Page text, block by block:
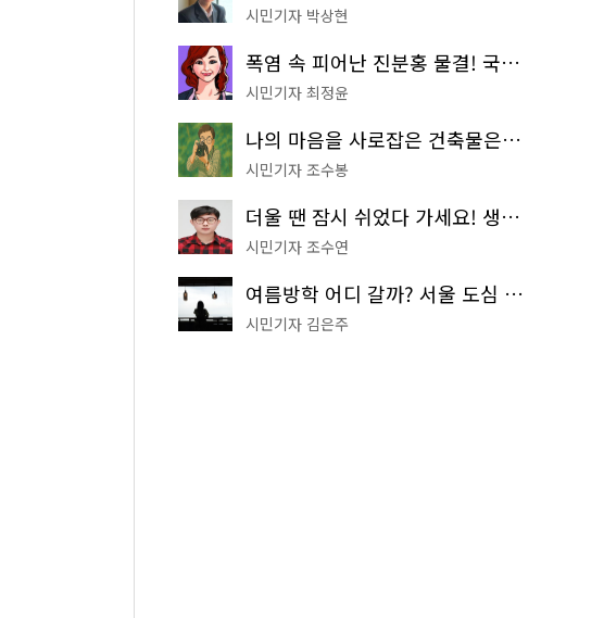
시민기자 박상현
폭염 속 피어난 진분홍 물결! 국립중앙박물관 배롱나무 명소
시민기자 최정윤
나의 마음을 사로잡은 건축물은? '서울시 건축상' 수상작 공개!
시민기자 조수봉
더울 땐 잠시 쉬었다 가세요! 생수 냉장고부터 해피소·무더위쉼터까지
시민기자 조수연
여름방학 어디 갈까? 서울 도심 무료 실내 여행 코스 추천
시민기자 김은주